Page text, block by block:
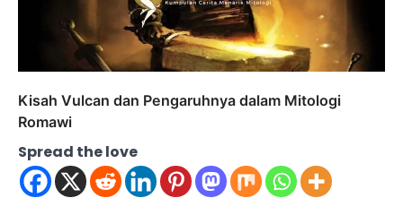
Kisah Vulcan dan Pengaruhnya dalam Mitologi
Romawi
Spread the love